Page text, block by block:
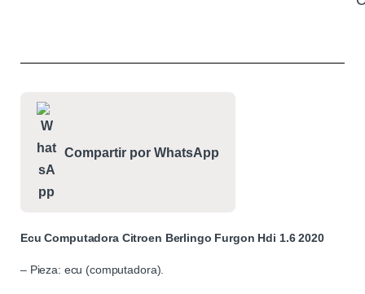
Compartir por WhatsApp
Ecu Computadora Citroen Berlingo Furgon Hdi 1.6 2020
– Pieza: ecu (computadora).